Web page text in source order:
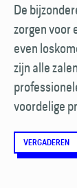
De
zorgen voor
even
zijn alle
voordelige
VERGADEREN